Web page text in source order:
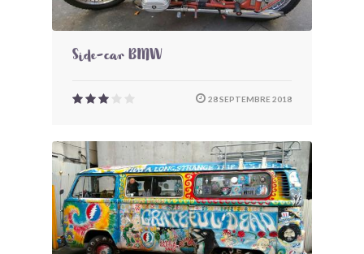
Side-car BMW
28 SEPTEMBRE 2018